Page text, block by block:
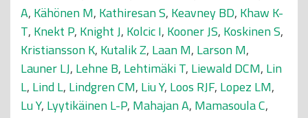
A, Kähönen M, Kathiresan S, Keavney BD, Khaw K-
T, Knekt P, Knight J, Kolcic I, Kooner JS, Koskinen S,
Kristiansson K, Kutalik Z, Laan M, Larson M,
Launer LJ, Lehne B, Lehtimäki T, Liewald DCM, Lin
L, Lind L, Lindgren CM, Liu Y, Loos RJF, Lopez LM,
Lu Y, Lyytikäinen L-P, Mahajan A, Mamasoula C,